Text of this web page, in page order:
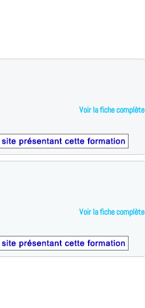
Voir la fiche complète
Voir la fiche complète